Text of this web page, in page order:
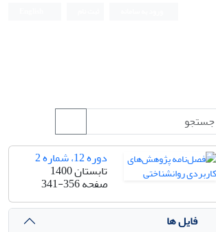
دوره 12، شماره 2
تابستان 1400
صفحه341-356
فایل ها